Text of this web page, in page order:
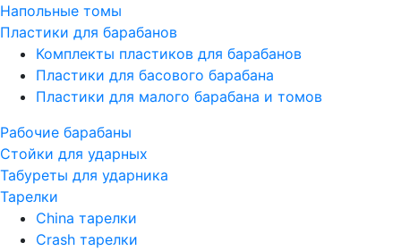
Напольные томы
Пластики для барабанов
Комплекты пластиков для барабанов
Пластики для басового барабана
Пластики для малого барабана и томов
Рабочие барабаны
Стойки для ударных
Табуреты для ударника
Тарелки
China тарелки
Crash тарелки